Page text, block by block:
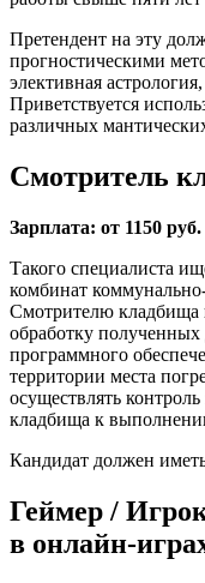
Претендент на эту
прогностическими
элективная
Приветствуется
различных
Смотритель
Зарплата: от 1150
Такого специалиста
комбинат
Смотрителю кладбища
обработку
программного
территории места
осуществлять
кладбища к
Кандидат должен
Геймер /
в онлайн-